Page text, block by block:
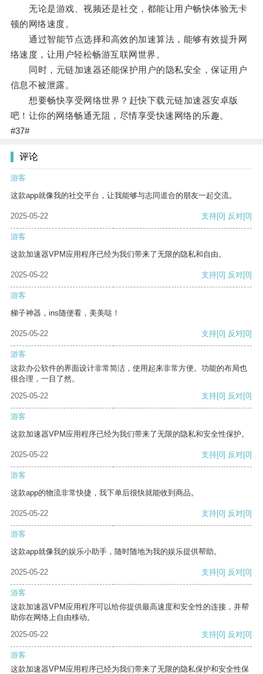
无论是游戏、视频还是社交，都能让用户畅快体验无卡
顿的网络速度。
通过智能节点选择和高效的加速算法，能够有效提升网
络速度，让用户轻松畅游互联网世界。
同时，元链加速器还能保护用户的隐私安全，保证用户
信息不被泄露。
想要畅快享受网络世界？赶快下载元链加速器安卓版
吧！让你的网络畅通无阻，尽情享受快速网络的乐趣。
#37#
评论
游客
这款app就像我的社交平台，让我能够与志同道合的朋友一起交流。
2025-05-22 支持[0] 反对[0]
游客
这款加速器VPM应用程序已经为我们带来了无限的隐私和自由。
2025-05-22 支持[0] 反对[0]
游客
梯子神器，ins随便看，美美哒！
2025-05-22 支持[0] 反对[0]
游客
这款办公软件的界面设计非常简洁，使用起来非常方便。功能的布局也
很合理，一目了然。
2025-05-22
支持[0] 反对[0]
游客
这款加速器VPM应用程序已经为我们带来了无限的隐私和安全性保护。
2025-05-22 支持[0] 反对[0]
游客
这款app的物流非常快捷，我下单后很快就能收到商品。
2025-05-22 支持[0] 反对[0]
游客
这款app就像我的娱乐小助手，随时随地为我的娱乐提供帮助。
2025-05-22 支持[0] 反对[0]
游客
这款加速器VPM应用程序可以给你提供最高速度和安全性的连接，并帮
助你在网络上自由移动。
2025-05-22
支持[0] 反对[0]
游客
这款加速器VPM应用程序已经为我们带来了无限的隐私保护和安全性保